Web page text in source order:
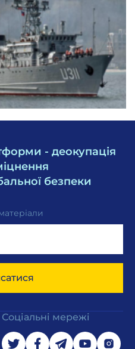
- деокупація
безпеки
Соціальні мережі